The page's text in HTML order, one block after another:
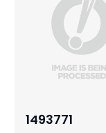
1493771